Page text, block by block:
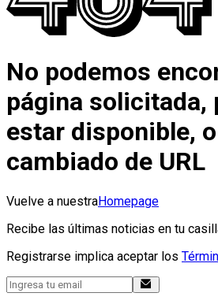
No podemos
página solicitada,
estar disponible,
cambiado de URL
Vuelve a nuestraHomepage
Recibe las últimas noticias en tu
Registrarse implica aceptar los